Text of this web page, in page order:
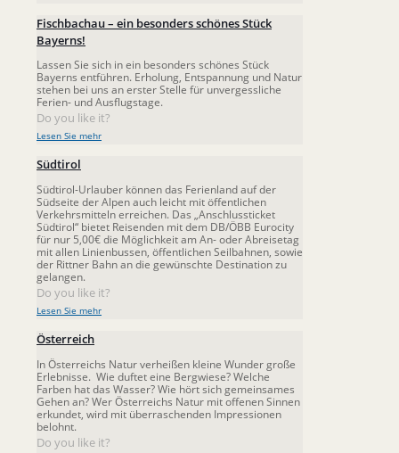
Fischbachau – ein besonders schönes Stück
Bayerns!
Lassen Sie sich in ein besonders schönes Stück
Bayerns entführen. Erholung, Entspannung und Natur
stehen bei uns an erster Stelle für unvergessliche
Ferien- und Ausflugstage.
Do you like it?
Lesen Sie mehr
Südtirol
Südtirol-Urlauber können das Ferienland auf der
Südseite der Alpen auch leicht mit öffentlichen
Verkehrsmitteln erreichen. Das „Anschlussticket
Südtirol“ bietet Reisenden mit dem DB/ÖBB Eurocity
für nur 5,00€ die Möglichkeit am An- oder Abreisetag
mit allen Linienbussen, öffentlichen Seilbahnen, sowie
der Rittner Bahn an die gewünschte Destination zu
gelangen.
Do you like it?
Lesen Sie mehr
Österreich
In Österreichs Natur verheißen kleine Wunder große
Erlebnisse. Wie duftet eine Bergwiese? Welche
Farben hat das Wasser? Wie hört sich gemeinsames
Gehen an? Wer Österreichs Natur mit offenen Sinnen
erkundet, wird mit überraschenden Impressionen
belohnt.
Do you like it?